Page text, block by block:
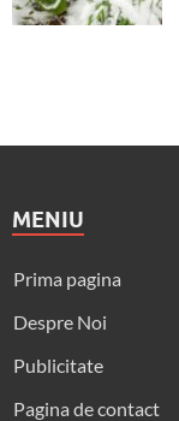
MENIU
Prima pagina
Despre Noi
Publicitate
Pagina de contact